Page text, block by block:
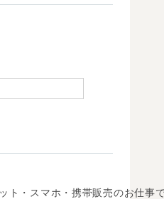
ト・スマホ・携帯販売のお仕事